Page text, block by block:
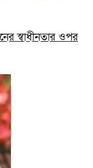
স্বাধীনতার ওপর